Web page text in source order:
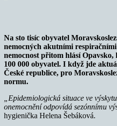
Na sto tisíc obyvatel
nemocných akutními
nemocnost přitom hlásí
100 000 obyvatel. I když jde
České republice, pro
normu.
„Epidemiologická situace ve
onemocnění odpovídá sezónnímu
hygienička Helena Šebáková.